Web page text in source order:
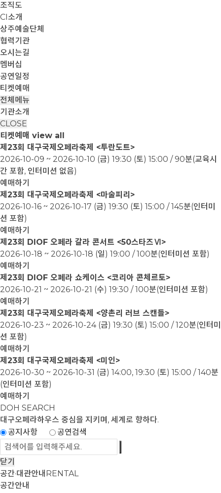
조직도
CI소개
상주예술단체
협력기관
오시는길
멤버십
공연일정
티켓예매
전체메뉴
기관소개
CLOSE
티켓예매 view all
제23회 대구국제오페라축제 <투란도트>
2026-10-09 ~ 2026-10-10 (금) 19:30 (토) 15:00 / 90분(교육시
간 포함, 인터미션 없음)
예매하기
제23회 대구국제오페라축제 <마술피리>
2026-10-16 ~ 2026-10-17 (금) 19:30 (토) 15:00 / 145분(인터미
션 포함)
예매하기
제23회 DIOF 오페라 갈라 콘서트 <50스타즈Ⅵ>
2026-10-18 ~ 2026-10-18 (일) 19:00 / 100분(인터미션 포함)
예매하기
제23회 DIOF 오페라 쇼케이스 <코리아 콘체르토>
2026-10-21 ~ 2026-10-21 (수) 19:30 / 100분(인터미션 포함)
예매하기
제23회 대구국제오페라축제 <양촌리 러브 스캔들>
2026-10-23 ~ 2026-10-24 (금) 19:30 (토) 15:00 / 120분(인터미
션 포함)
예매하기
제23회 대구국제오페라축제 <미인>
2026-10-30 ~ 2026-10-31 (금) 14:00, 19:30 (토) 15:00 / 140분
(인터미션 포함)
예매하기
DOH SEARCH
대구오페라하우스 중심을 지키며, 세계로 향하다.
공지사항
공연검색
닫기
공간·대관안내 RENTAL
공간안내